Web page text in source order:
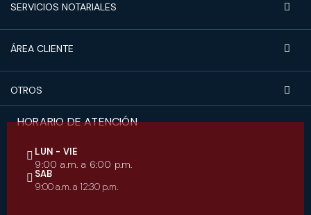
SERVICIOS NOTARIALES
ÁREA CLIENTE
OTROS
HORARIO DE ATENCIÓN
LUN - VIE
9:00 a.m. a 6:00 p.m.
SAB
9:00 a.m. a 12:30 p.m.